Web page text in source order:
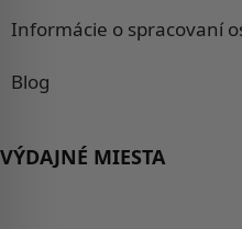
Informácie o spracovaní
Blog
VÝDAJNÉ MIESTA